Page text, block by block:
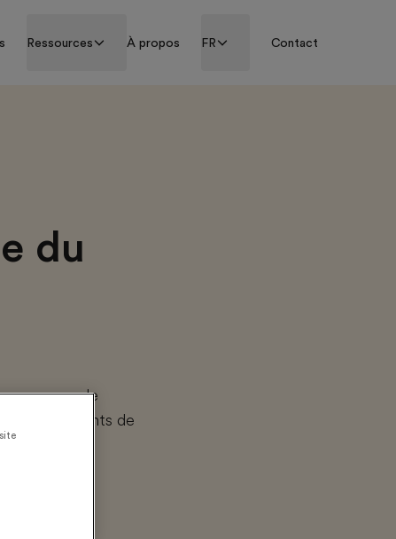
Ressources À propos FR Contact
du
de
talents de